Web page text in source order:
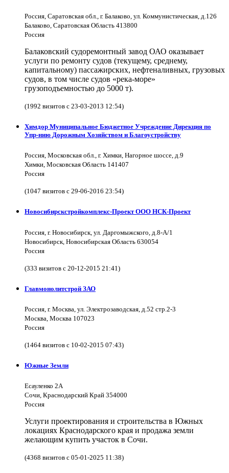
Россия, Саратовская обл., г. Балаково, ул. Коммунистическая, д.126
Балаково, Саратовская Область 413800
Россия
Балаковский судоремонтный завод ОАО оказывает
услуги по ремонту судов (текущему, среднему,
капитальному) пассажирских, нефтеналивных, грузовых
судов, в том числе судов «река-море»
грузоподъемностью до 5000 т).
(1992 визитов с 23-03-2013 12:54)
Химдор Муниципальное Бюджетное Учреждение Дирекция по
Упр-нию Дорожным Хозяйством и Благоустройству
Россия, Московская обл., г. Химки, Нагорное шоссе, д.9
Химки, Московская Область 141407
Россия
(1047 визитов с 29-06-2016 23:54)
Новосибирскстройкомплекс-Проект ООО НСК-Проект
Россия, г. Новосибирск, ул. Даргомыжского, д.8-А/1
Новосибирск, Новосибирская Область 630054
Россия
(333 визитов с 20-12-2015 21:41)
Главмонолитстрой ЗАО
Россия, г. Москва, ул. Электрозаводская, д.52 стр.2-3
Москва, Москва 107023
Россия
(1464 визитов с 10-02-2015 07:43)
Южные Земли
Есауленко 2А
Сочи, Краснодарский Край 354000
Россия
Услуги проектирования и строительства в Южных
локациях Краснодарского края и продажа земли
желающим купить участок в Сочи.
(4368 визитов с 05-01-2025 11:38)